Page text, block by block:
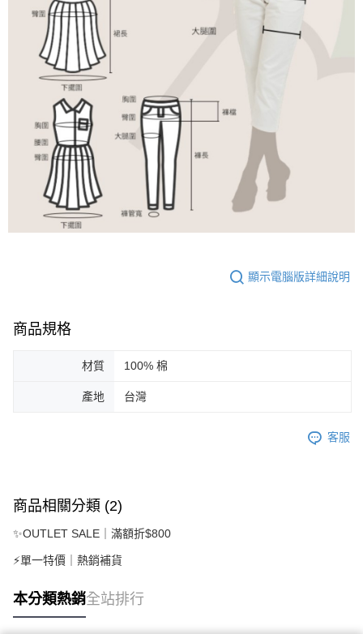
顯示電腦版詳細說明
商品規格
材質 100% 棉
產地 台灣
客服
商品相關分類 (2)
✨OUTLET SALE｜滿額折$800
⚡單一特價｜熱銷補貨
本分類熱銷全站排行